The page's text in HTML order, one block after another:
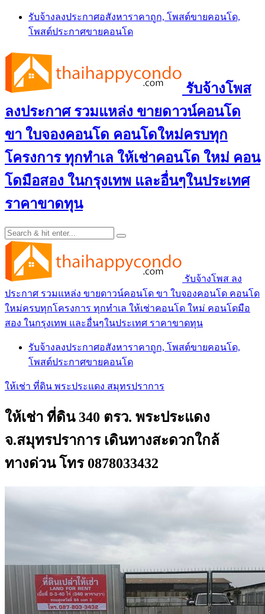
Skip
content
รับจ้างลงประกาศอสังหาราคาถูก, โพสต์ขายคอนโด,
โพสต์ประกาศขายคอนโด
รับจ้างโพส
ลงประกาศ รวมแหล่ง ขายดาวน์คอนโด
ขา ใบจองคอนโด คอนโดใหม่ครบทุก
โครงการ ทุกทำเล ให้เช่าคอนโด ใหม่ คอน
โดมือสอง ในกรุงเทพ และอื่นๆในประเทศ
ราคาขาดทุน
รับจ้างโพส ลง
ประกาศ รวมแหล่ง ขายดาวน์คอนโด ขา ใบจองคอนโด คอนโด
ใหม่ครบทุกโครงการ ทุกทำเล ให้เช่าคอนโด ใหม่ คอนโดมือ
สอง ในกรุงเทพ และอื่นๆในประเทศ ราคาขาดทุน
รับจ้างลงประกาศอสังหาราคาถูก, โพสต์ขายคอนโด,
โพสต์ประกาศขายคอนโด
ให้เช่า ที่ดิน พระประแดง สมุทรปราการ
ให้เช่า ที่ดิน 340 ตรว. พระประแดง
จ.สมุทรปราการ เดินทางสะดวกใกล้
ทางด่วน โทร 0878033432